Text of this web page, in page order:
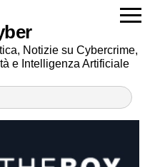
Notizie su Cybercrime,
e Intelligenza Artificiale